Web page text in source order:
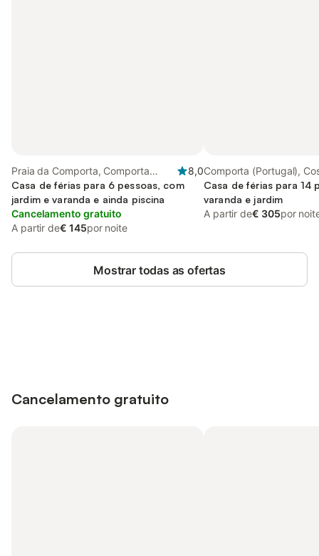
Praia da Comporta, Comporta
(Portugal)
8,0
Casa de férias para 6 pessoas, com
jardim e varanda e ainda piscina
Cancelamento gratuito
A partir de€ 145por noite
Comporta (Portugal),
Casa de férias para 14
varanda e jardim
A partir de€ 305por
Mostrar todas as ofertas
Cancelamento gratuito